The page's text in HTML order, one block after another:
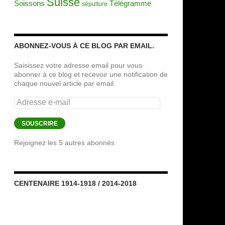
Soissons sépulture Télégramme
ABONNEZ-VOUS À CE BLOG PAR EMAIL.
Saisissez votre adresse email pour vous
abonner à ce blog et recevoir une notification de
chaque nouvel article par email.
Adresse
e-
mail
SOUSCRIRE
Rejoignez les 5 autres abonnés
CENTENAIRE 1914-1918 / 2014-2018